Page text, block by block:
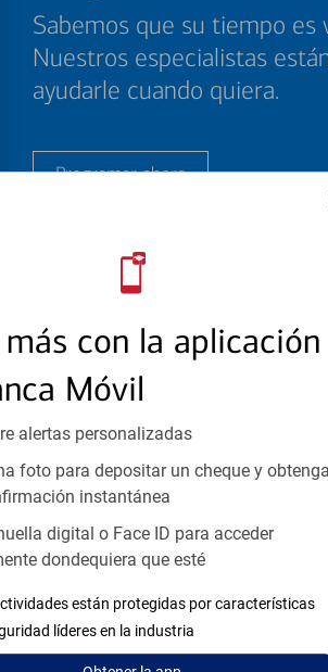
con la aplicación
Móvil
alertas personalizadas
foto para depositar un cheque y obtenga
instantánea
digital o Face ID para acceder
dondequiera que esté
están protegidas por características
líderes en la industria
Sabemos que su tiempo es
Nuestros especialistas
ayudarle cuando quiera.
Programar ahora
Los productos de inversión y seguros:
No Están Asegurados por
No Tienen Garantía
No Constituyen